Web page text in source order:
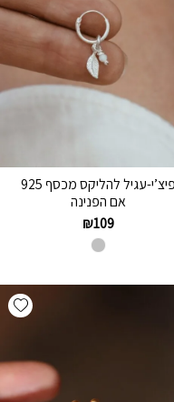
פיצ’י-עגיל להליקס מכסף 925
אם הפנינה
₪109